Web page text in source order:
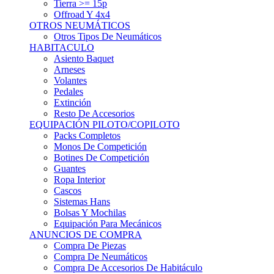
OTROS NEUMÁTICOS
Otros Tipos De Neumáticos
HABITACULO
Asiento Baquet
Arneses
Volantes
Pedales
Extinción
Resto De Accesorios
EQUIPACIÓN PILOTO/COPILOTO
Packs Completos
Monos De Competición
Botines De Competición
Guantes
Ropa Interior
Cascos
Sistemas Hans
Bolsas Y Mochilas
Equipación Para Mecánicos
ANUNCIOS DE COMPRA
Compra De Piezas
Compra De Neumáticos
Compra De Accesorios De Habitáculo
Compra De Equipación